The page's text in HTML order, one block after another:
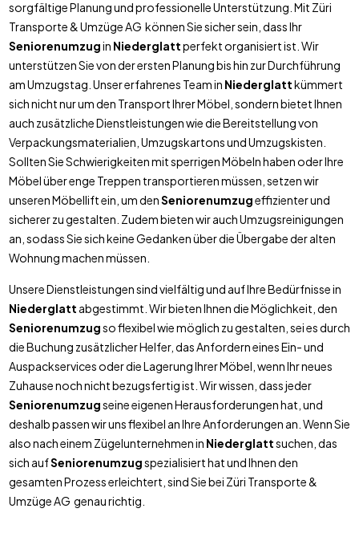
sorgfältige Planung und professionelle Unterstützung. Mit Züri
Transporte & Umzüge AG können Sie sicher sein, dass Ihr
Seniorenumzugin Niederglattperfekt organisiert ist. Wir
unterstützen Sie von der ersten Planung bis hin zur Durchführung
am Umzugstag. Unser erfahrenes Team in Niederglattkümmert
sich nicht nur um den Transport Ihrer Möbel, sondern bietet Ihnen
auch zusätzliche Dienstleistungen wie die Bereitstellung von
Verpackungsmaterialien, Umzugskartons und Umzugskisten.
Sollten Sie Schwierigkeiten mit sperrigen Möbeln haben oder Ihre
Möbel über enge Treppen transportieren müssen, setzen wir
unseren Möbellift ein, um denSeniorenumzugeffizienter und
sicherer zu gestalten. Zudem bieten wir auch Umzugsreinigungen
an, sodass Sie sich keine Gedanken über die Übergabe der alten
Wohnung machen müssen.
Unsere Dienstleistungen sind vielfältig und auf Ihre Bedürfnisse in
Niederglatt abgestimmt. Wir bieten Ihnen die Möglichkeit, den
Seniorenumzugso flexibel wie möglich zu gestalten, sei es durch
die Buchung zusätzlicher Helfer, das Anfordern eines Ein- und
Auspackservices oder die Lagerung Ihrer Möbel, wenn Ihr neues
Zuhause noch nicht bezugsfertig ist. Wir wissen, dass jeder
Seniorenumzugseine eigenen Herausforderungen hat, und
deshalb passen wir uns flexibel an Ihre Anforderungen an. Wenn Sie
also nach einem Zügelunternehmen in Niederglattsuchen, das
sich aufSeniorenumzugspezialisiert hat und Ihnen den
gesamten Prozess erleichtert, sind Sie bei Züri Transporte &
Umzüge AG genau richtig.